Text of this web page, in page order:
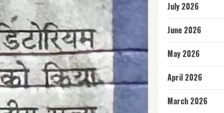
July 2026
June 2026
May 2026
April 2026
March 2026